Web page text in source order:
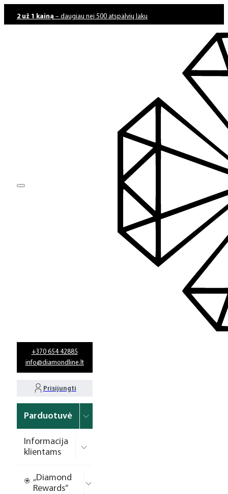
2 už 1 kainą – daugiau nei 500 atspalvių lakų
+370 654 42885
info@diamondline.lt
Prisijungti
Parduotuvė
Informacija
klientams
„Diamond
Rewards“